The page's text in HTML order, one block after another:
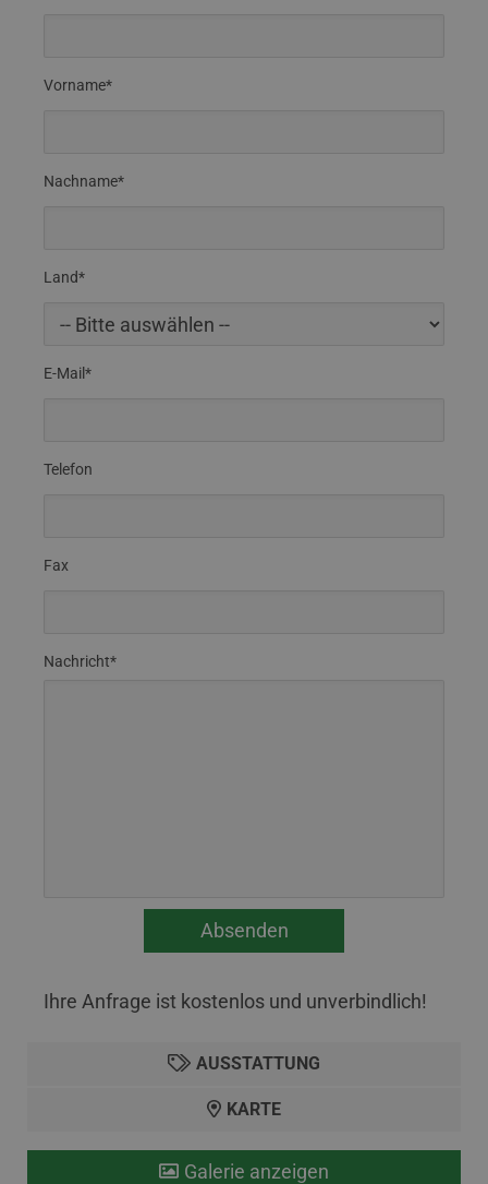
Vorname*
Nachname*
Land*
E-Mail*
Telefon
Fax
Nachricht*
Ihre Anfrage ist kostenlos und unverbindlich!
AUSSTATTUNG
KARTE
Galerie anzeigen